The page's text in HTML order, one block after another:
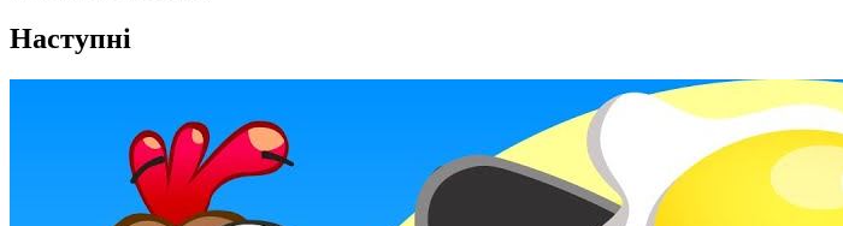
Наступні